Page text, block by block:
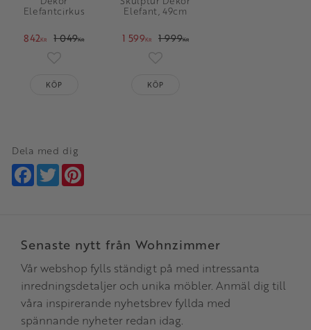
Elefantcirkus
842KR 1 049KR
KÖP
Elefant, 49cm
1 599KR 1 999KR
KÖP
Dela med dig
Facebook
Twitter
Senaste nytt från Wohnzimmer
Vår webshop fylls ständigt på med intressanta
inredningsdetaljer och unika möbler. Anmäl dig till
våra inspirerande nyhetsbrev fyllda med
spännande nyheter redan idag.